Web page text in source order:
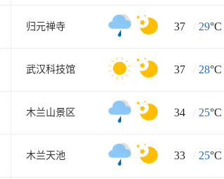
归元禅寺 37 / 29°C
武汉科技馆 37 / 28°C
木兰山景区 34 / 25°C
木兰天池 33 / 25°C